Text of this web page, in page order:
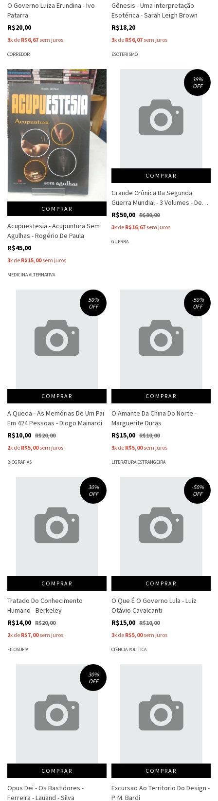
O Governo Luiza Erundina - Ivo
Patarra
R$20,00
3x de R$6,67 sem juros
CORREDOR
Gênesis - Uma Interpretação
Esotérica - Sarah Leigh Brown
R$18,20
3x de R$6,07 sem juros
ESOTERISMO
COMPRAR
Acupuestesia - Acupuntura Sem
Agulhas - Rogério De Paula
R$45,00
3x de R$15,00sem juros
MEDICINA ALTERNATIVA
38%
OFF
COMPRAR
Grande Crônica Da Segunda
Guerra Mundial - 3 Volumes - De
Munique - Pearl Harbor
R$50,00 R$80,00
3x de R$16,67 sem juros
GUERRA
50%
OFF
COMPRAR
A Queda - As Memórias De Um Pai
Em 424 Pessoas - Diogo Mainardi
R$10,00 R$20,00
2x de R$5,00sem juros
BIOGRAFIAS
-50%
OFF
COMPRAR
O Amante Da China Do Norte -
Marguerite Duras
R$15,00 R$10,00
3x de R$5,00sem juros
LITERATURA ESTRANGEIRA
30%
OFF
COMPRAR
Tratado Do Conhecimento
Humano - Berkeley
R$14,00 R$20,00
2x de R$7,00sem juros
FILOSOFIA
-50%
OFF
COMPRAR
O Que É O Governo Lula - Luiz
Otávio Cavalcanti
R$15,00 R$10,00
3x de R$5,00sem juros
CIÊNCIA POLÍTICA
30%
OFF
COMPRAR
Opus Dei - Os Bastidores -
Ferreira - Lauand - Silva
COMPRAR
Excursao Ao Territorio Do Design -
P. M. Bardi